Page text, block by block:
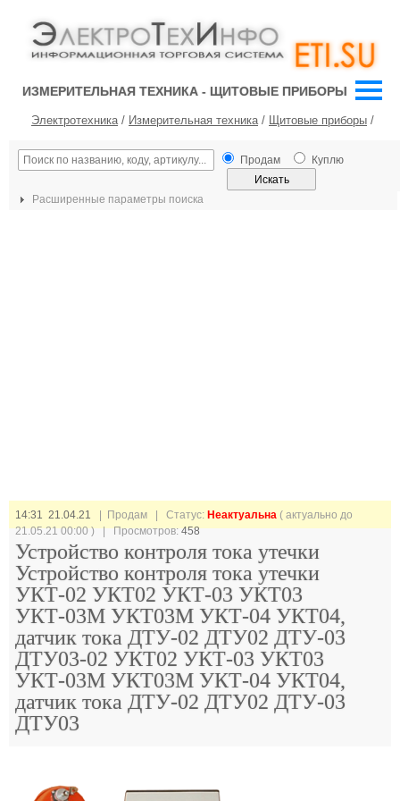
ИЗМЕРИТЕЛЬНАЯ ТЕХНИКА - ЩИТОВЫЕ ПРИБОРЫ
Электротехника/ Измерительная техника/ Щитовые приборы /
Продам Куплю
Расширенные параметры поиска
14:31 21.04.21 | Продам | Статус: Неактуальна ( актуально до
21.05.21 00:00 ) | Просмотров:458
Устройство контроля тока утечки
Устройство контроля тока утечки
УКТ-02 УКТ02 УКТ-03 УКТ03
УКТ-03М УКТ03М УКТ-04 УКТ04,
датчик тока ДТУ-02 ДТУ02 ДТУ-03
ДТУ03-02 УКТ02 УКТ-03 УКТ03
УКТ-03М УКТ03М УКТ-04 УКТ04,
датчик тока ДТУ-02 ДТУ02 ДТУ-03
ДТУ03